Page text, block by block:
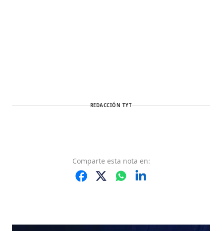
REDACCIÓN TYT
Comparte esta nota en: